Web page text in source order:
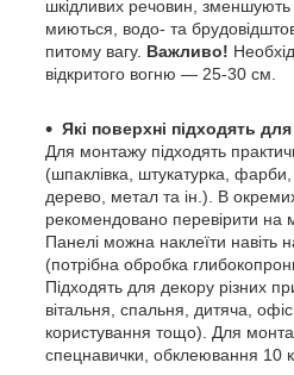
шкідливих речовин,
миються, водо- та
питому вагу. Важливо!
відкритого вогню — 25-30 см.
Які поверхні підходять
Для монтажу підходять
(шпаклівка, штукатурка,
дерево, метал та ін.). В
рекомендовано перевірити на
Панелі можна наклеїти навіть
(потрібна обробка
Підходять для декору різних
вітальня, спальня, дитяча,
користування тощо). Для
спецнавички, обклеювання 10